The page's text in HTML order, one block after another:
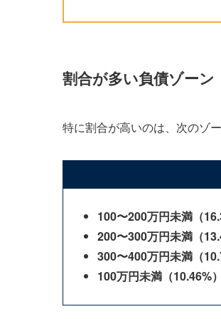
割合が多い負債ゾーン
特に割合が高いのは、次のゾー
100〜200万円未満（
200〜300万円未満（
300〜400万円未満（
100万円未満（10.46%）